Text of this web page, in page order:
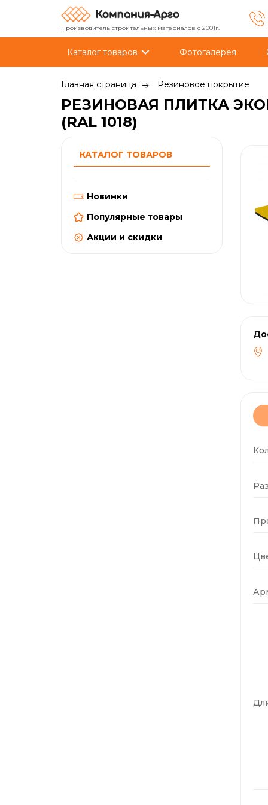
Производитель строительных материалов с 2001г.
Каталог товаров Фотогалерея
Главная страница Резиновое покрытие
РЕЗИНОВАЯ ПЛИТКА
(RAL 1018)
КАТАЛОГ ТОВАРОВ
Новинки
Популярные товары
Акции и скидки